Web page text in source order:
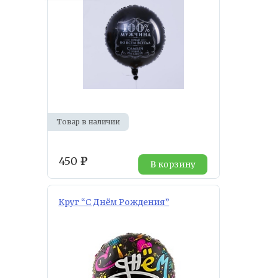
Товар в наличии
450 ₽ В корзину
Круг “С Днём Рождения”